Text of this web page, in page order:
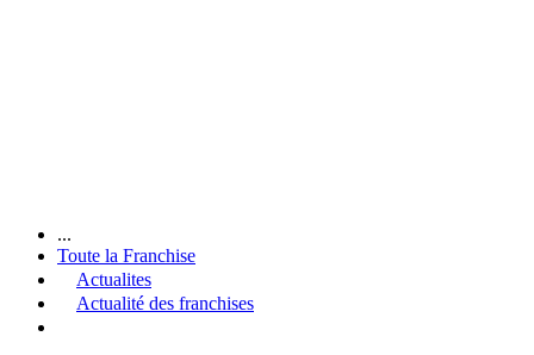
...
Toute la Franchise
Actualites
Actualité des franchises